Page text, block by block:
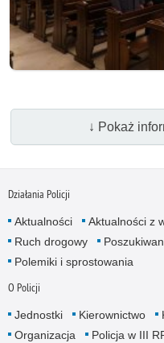
↓ Pokaż
Działania Policji
Aktualności Aktualności z
Ruch drogowy
Polemiki i sprostowania
O Policji
Jednostki Kierownictwo
Organizacja
Policja w III